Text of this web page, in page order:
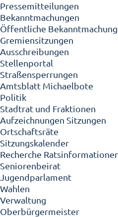
Pressemitteilungen
Bekanntmachungen
Öffentliche
Gremiensitzungen
Ausschreibungen
Stellenportal
Straßensperrungen
Amtsblatt Michaelbote
Politik
Stadtrat und Fraktionen
Aufzeichnungen Sitzungen
Ortschaftsräte
Sitzungskalender
Recherche
Seniorenbeirat
Jugendparlament
Wahlen
Verwaltung
Oberbürgermeister